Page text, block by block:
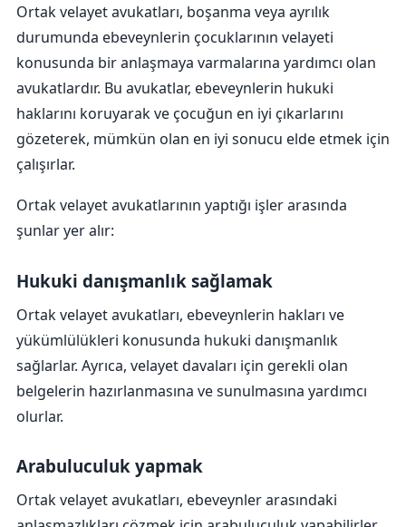
Ortak velayet avukatları, boşanma veya ayrılık
durumunda ebeveynlerin çocuklarının velayeti
konusunda bir anlaşmaya varmalarına yardımcı olan
avukatlardır. Bu avukatlar, ebeveynlerin hukuki
haklarını koruyarak ve çocuğun en iyi çıkarlarını
gözeterek, mümkün olan en iyi sonucu elde etmek için
çalışırlar.
Ortak velayet avukatlarının yaptığı işler arasında
şunlar yer alır:
Hukuki danışmanlık sağlamak
Ortak velayet avukatları, ebeveynlerin hakları ve
yükümlülükleri konusunda hukuki danışmanlık
sağlarlar. Ayrıca, velayet davaları için gerekli olan
belgelerin hazırlanmasına ve sunulmasına yardımcı
olurlar.
Arabuluculuk yapmak
Ortak velayet avukatları, ebeveynler arasındaki